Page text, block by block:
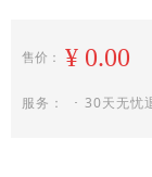
售价： ¥ 0.00
服务： ･ 30天无忧